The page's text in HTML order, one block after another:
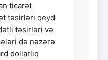
ticarət
təsirləri qeyd
təsirləri və
də nəzərə
dollarlıq